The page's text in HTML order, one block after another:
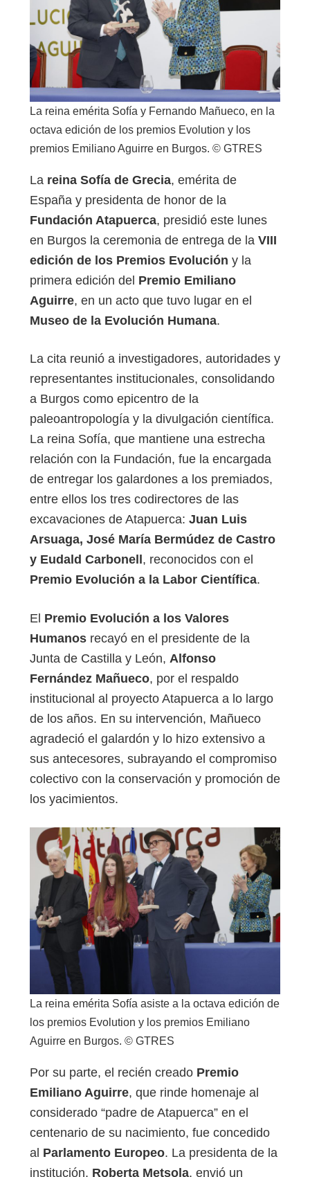
La reina emérita Sofía y Fernando Mañueco, en la
octava edición de los premios Evolution y los
premios Emiliano Aguirre en Burgos. © GTRES
La reina Sofía de Grecia, emérita de
España y presidenta de honor de la
Fundación Atapuerca, presidió este lunes
en Burgos la ceremonia de entrega de la VIII
edición de los Premios Evolución y la
primera edición del Premio Emiliano
Aguirre, en un acto que tuvo lugar en el
Museo de la Evolución Humana.
La cita reunió a investigadores, autoridades y
representantes institucionales, consolidando
a Burgos como epicentro de la
paleoantropología y la divulgación científica.
La reina Sofía, que mantiene una estrecha
relación con la Fundación, fue la encargada
de entregar los galardones a los premiados,
entre ellos los tres codirectores de las
excavaciones de Atapuerca: Juan Luis
Arsuaga, José María Bermúdez de Castro
y Eudald Carbonell , reconocidos con el
Premio Evolución a la Labor Científica.
El Premio Evolución a los Valores
Humanos recayó en el presidente de la
Junta de Castilla y León, Alfonso
Fernández Mañueco, por el respaldo
institucional al proyecto Atapuerca a lo largo
de los años. En su intervención, Mañueco
agradeció el galardón y lo hizo extensivo a
sus antecesores, subrayando el compromiso
colectivo con la conservación y promoción de
los yacimientos.
La reina emérita Sofía asiste a la octava edición de
los premios Evolution y los premios Emiliano
Aguirre en Burgos. © GTRES
Por su parte, el recién creado Premio
Emiliano Aguirre, que rinde homenaje al
considerado “padre de Atapuerca” en el
centenario de su nacimiento, fue concedido
al Parlamento Europeo. La presidenta de la
institución, Roberta Metsola, envió un